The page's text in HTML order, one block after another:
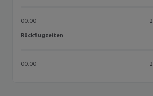
00:00
Rückflugzeiten
Rückflugzeiten
00:00